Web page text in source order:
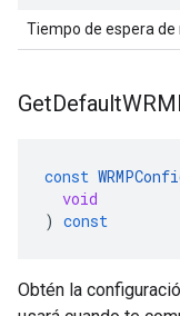
Tiempo de espera de
GetDefault
const
void
) const
Obtén la